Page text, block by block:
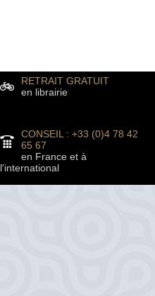
RETRAIT GRATUIT
en librairie
CONSEIL : +33 (0)4 78 42
65 67
en France et à
l'international